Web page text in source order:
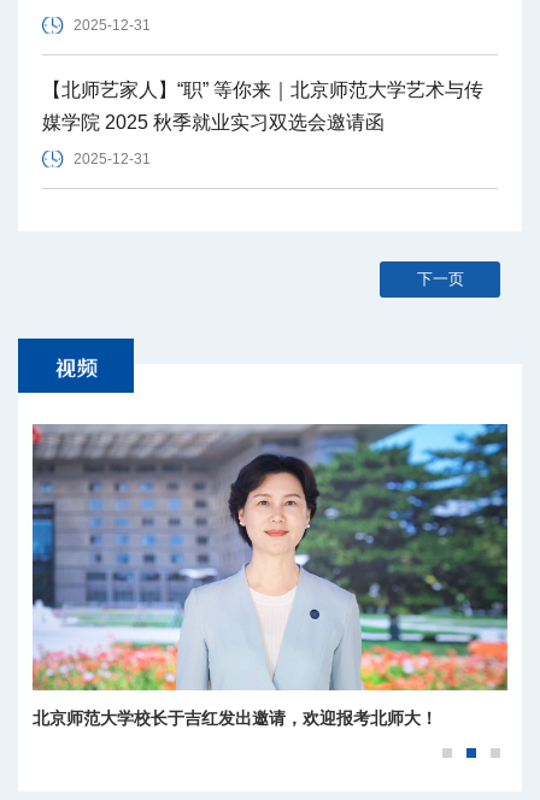
2025-12-31
【北师艺家人】“职” 等你来｜北京师范大学艺术与传
媒学院 2025 秋季就业实习双选会邀请函
2025-12-31
下一页
北京师范大学校长于吉红发出邀请，欢迎报考北师大！